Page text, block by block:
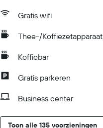
Gratis wifi
Thee-/Koffiezetapparaat
Koffiebar
Gratis parkeren
Business center
Toon alle 135 voorzieningen